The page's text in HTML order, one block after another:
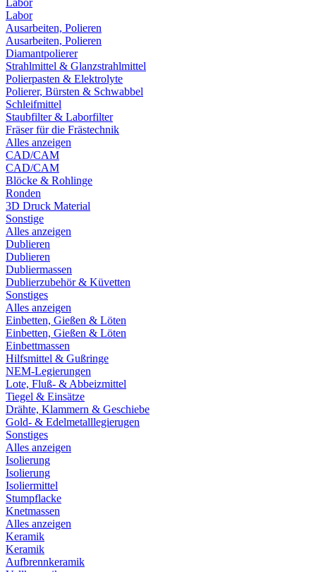
Labor
Labor
Ausarbeiten, Polieren
Ausarbeiten, Polieren
Diamantpolierer
Strahlmittel & Glanzstrahlmittel
Polierpasten & Elektrolyte
Polierer, Bürsten & Schwabbel
Schleifmittel
Staubfilter & Laborfilter
Fräser für die Frästechnik
Alles anzeigen
CAD/CAM
CAD/CAM
Blöcke & Rohlinge
Ronden
3D Druck Material
Sonstige
Alles anzeigen
Dublieren
Dublieren
Dubliermassen
Dublierzubehör & Küvetten
Sonstiges
Alles anzeigen
Einbetten, Gießen & Löten
Einbetten, Gießen & Löten
Einbettmassen
Hilfsmittel & Gußringe
NEM-Legierungen
Lote, Fluß- & Abbeizmittel
Tiegel & Einsätze
Drähte, Klammern & Geschiebe
Gold- & Edelmetalllegierugen
Sonstiges
Alles anzeigen
Isolierung
Isolierung
Isoliermittel
Stumpflacke
Knetmassen
Alles anzeigen
Keramik
Keramik
Aufbrennkeramik